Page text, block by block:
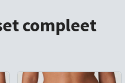
compleet